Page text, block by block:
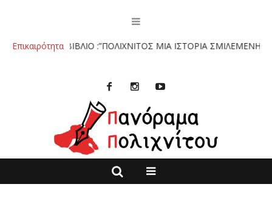
Επικαιρότητα
ΤΟ ΒΙΒΛΙΟ :”ΠΟΛΙΧΝΙΤΟΣ ΜΙΑ ΙΣΤΟΡΙΑ ΣΜΙΛΕΜΕΝΗ ΣΤΗΝ